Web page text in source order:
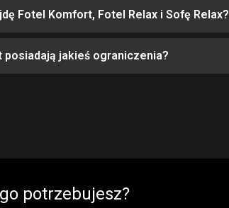
Fotel Komfort, Fotel Relax i Sofę Relax?
posiadają jakieś ograniczenia?
potrzebujesz?